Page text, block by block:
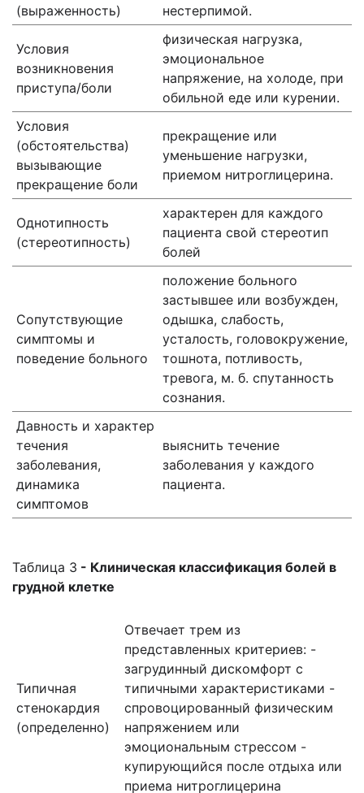
(выраженность)
нестерпимой.
Условия
возникновения
приступа/боли
физическая нагрузка,
эмоциональное
напряжение, на холоде, при
обильной еде или курении.
Условия
(обстоятельства)
вызывающие
прекращение боли
прекращение или
уменьшение нагрузки,
приемом нитроглицерина.
Однотипность
(стереотипность)
характерен для каждого
пациента свой стереотип
болей
Сопутствующие
симптомы и
поведение больного
положение больного
застывшее или возбужден,
одышка, слабость,
усталость, головокружение,
тошнота, потливость,
тревога, м. б. спутанность
сознания.
Давность и характер
течения
заболевания,
динамика
симптомов
выяснить течение
заболевания у каждого
пациента.
Таблица 3 - Клиническая классификация болей в
грудной клетке
Типичная
стенокардия
(определенно)
Отвечает трем из
представленных критериев: -
загрудинный дискомфорт с
типичными характеристиками -
спровоцированный физическим
напряжением или
эмоциональным стрессом -
купирующийся после отдыха или
приема нитроглицерина